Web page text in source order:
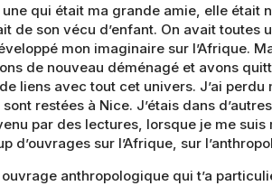
qui était ma grande amie, elle était
de son vécu d’enfant. On avait toutes
mon imaginaire sur l’Afrique.
de nouveau déménagé et avons
liens avec tout cet univers. J’ai perdu
restées à Nice. J’étais dans
par des lectures, lorsque je me suis
d’ouvrages sur l’Afrique, sur
ouvrage anthropologique qui t’a